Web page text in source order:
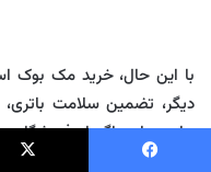
با این حال، خرید مک بوک
دیگر، تضمین سلامت
زیادی دارد. اگر از
انتخابی مقرون‌به‌صرفه